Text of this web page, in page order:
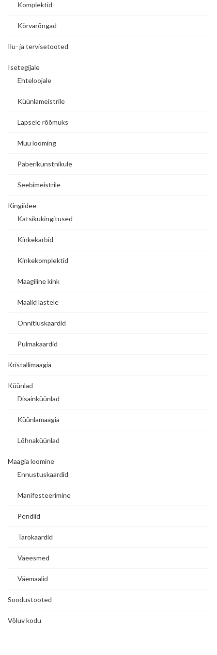
Komplektid
Kõrvarõngad
Ilu- ja tervisetooted
Isetegijale
Ehteloojale
Küünlameistrile
Lapsele rõõmuks
Muu looming
Paberikunstnikule
Seebimeistrile
Kingiidee
Katsikukingitused
Kinkekarbid
Kinkekomplektid
Maagiline kink
Maalid lastele
Õnnitluskaardid
Pulmakaardid
Kristallimaagia
Küünlad
Disainküünlad
Küünlamaagia
Lõhnaküünlad
Maagia loomine
Ennustuskaardid
Manifesteerimine
Pendlid
Tarokaardid
Väeesmed
Väemaalid
Soodustooted
Võluv kodu